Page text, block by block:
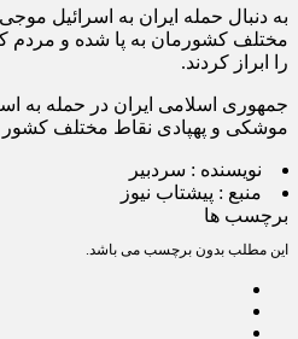
به دنبال حمله ایران به اسرائیل
مختلف کشورمان به پا شده و مردم
را ابراز کردند.
جمهوری اسلامی ایران در حمله به
موشکی و پهپادی نقاط مختلف کشور
نویسنده : سردبیر
منبع : پیشتاب نیوز
برچسب ها
این مطلب بدون برچسب می باشد.